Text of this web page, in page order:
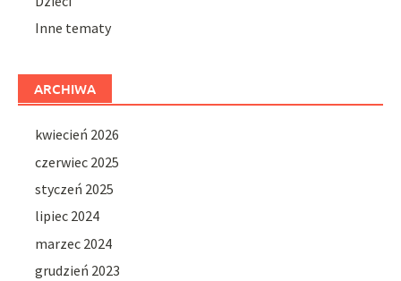
Inne tematy
ARCHIWA
kwiecień 2026
czerwiec 2025
styczeń 2025
lipiec 2024
marzec 2024
grudzień 2023